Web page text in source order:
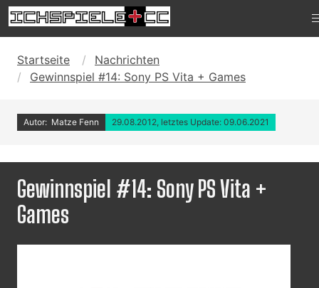
Startseite
Nachrichten
Gewinnspiel #14: Sony PS Vita + Games
Autor: Matze Fenn 29.08.2012, letztes Update: 09.06.2021
Gewinnspiel #14: Sony PS Vita +
Games